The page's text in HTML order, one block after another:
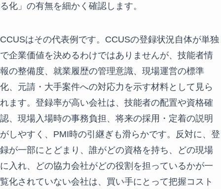
る化」の有無を細かく確認します。
CCUSはその代表例です。CCUSの登録状況自体が単独
で企業価値を決めるわけではありませんが、技能者情
報の整備度、就業履歴の管理意識、現場運営の標準
化、元請・大手案件への対応力を示す材料として見ら
れます。登録率が高い会社は、技能者の配置や資格確
認、現場入場時の事務負担、将来の採用・定着の説明
がしやすく、PMI時の引継ぎも滑らかです。反対に、登
録が一部にとどまり、誰がどの資格を持ち、どの現場
に入れ、どの協力会社がどの役割を担っているかが一
覧化されていない会社は、買い手にとって把握コスト